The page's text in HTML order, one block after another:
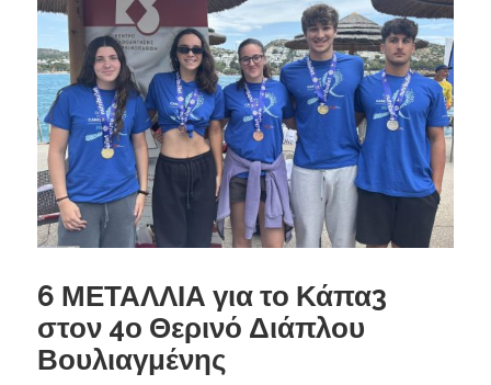
6 ΜΕΤΑΛΛΙΑ για το Κάπα3
στον 4ο Θερινό Διάπλου
Βουλιαγμένης